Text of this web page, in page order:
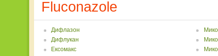
Fluconazole
Дифлазон
Дифлукан
Ексомакс